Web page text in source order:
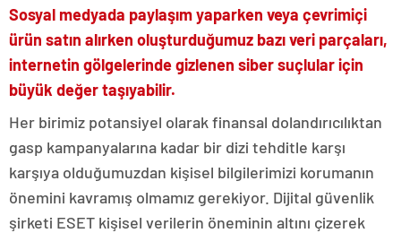
Sosyal medyada paylaşım yaparken veya çevrimiçi
ürün satın alırken oluşturduğumuz bazı veri parçaları,
internetin gölgelerinde gizlenen siber suçlular için
büyük değer taşıyabilir.
Her birimiz potansiyel olarak finansal dolandırıcılıktan
gasp kampanyalarına kadar bir dizi tehditle karşı
karşıya olduğumuzdan kişisel bilgilerimizi korumanın
önemini kavramış olmamız gerekiyor. Dijital güvenlik
şirketi ESET kişisel verilerin öneminin altını çizerek